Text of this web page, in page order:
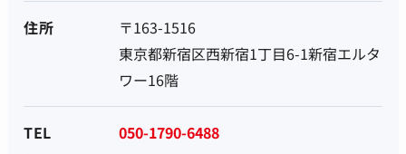
住所
〒163-1516
東京都新宿区西新宿1丁目6-1新宿エルタ
ワー16階
TEL 050-1790-6488